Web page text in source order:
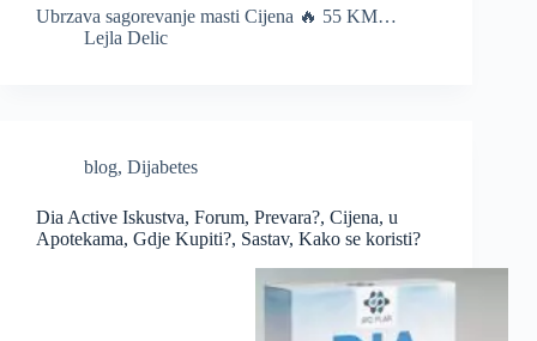
Ubrzava sagorevanje masti Cijena 🔥 55 KM…
Lejla Delic
blog, Dijabetes
Dia Active Iskustva, Forum, Prevara?, Cijena, u
Apotekama, Gdje Kupiti?, Sastav, Kako se koristi?